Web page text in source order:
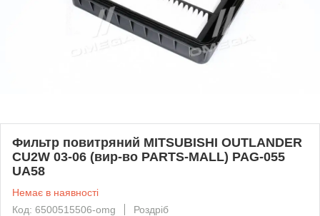
Фильтр повитряний MITSUBISHI OUTLANDER
CU2W 03-06 (вир-во PARTS-MALL) PAG-055
UA58
Немає в наявності
Код: 6500515506-omg
Роздріб